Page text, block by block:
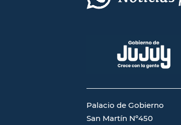
Palacio de Gobierno
San Martín Nº450